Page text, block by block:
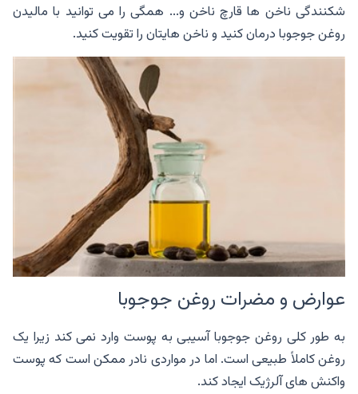
شکنندگی ناخن ها قارچ ناخن و... همگی را می توانید با مالیدن
روغن جوجوبا درمان کنید و ناخن هایتان را تقویت کنید.
عوارض و مضرات روغن جوجوبا
به طور کلی روغن جوجوبا آسیبی به پوست وارد نمی کند زیرا یک
روغن کاملاً طبیعی است. اما در مواردی نادر ممکن است که پوست
واکنش های آلرژیک ایجاد کند‌.